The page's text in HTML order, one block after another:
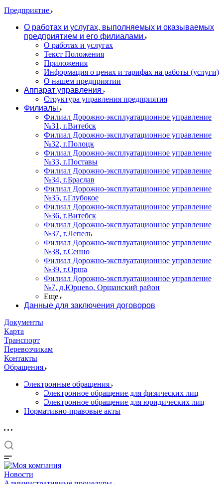
Предприятие
О работах и услугах, выполняемых и оказываемых
предприятием и его филиалами
О работах и услугах
Текст Положения
Приложения
Информация о ценах и тарифах на работы (услуги)
О нашем предприятии
Аппарат управления
Структура управления предприятия
Филиалы
Филиал Дорожно-эксплуатационное управление
№31, г.Витебск
Филиал Дорожно-эксплуатационное управление
№32, г.Полоцк
Филиал Дорожно-эксплуатационное управление
№33, г.Поставы
Филиал Дорожно-эксплуатационное управление
№34, г.Браслав
Филиал Дорожно-эксплуатационное управление
№35, г.Глубокое
Филиал Дорожно-эксплуатационное управление
№36, г.Витебск
Филиал Дорожно-эксплуатационное управление
№37, г.Лепель
Филиал Дорожно-эксплуатационное управление
№38, г.Сенно
Филиал Дорожно-эксплуатационное управление
№39, г.Орша
Филиал Дорожно-эксплуатационное управление
№7, д.Юрцево, Оршанский район
Еще
Данные для заключения договоров
Документы
Карта
Транспорт
Перевозчикам
Контакты
Обращения
Электронные обращения
Электронное обращение для физических лиц
Электронное обращение для юридических лиц
Нормативно-правовые акты
Новости